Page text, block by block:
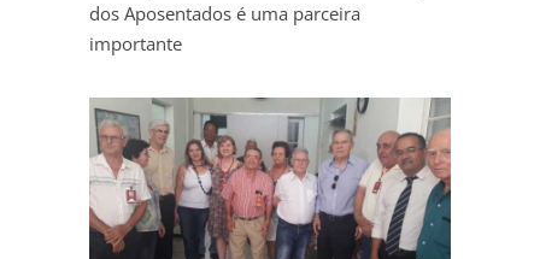
dos Aposentados é uma parceira
importante